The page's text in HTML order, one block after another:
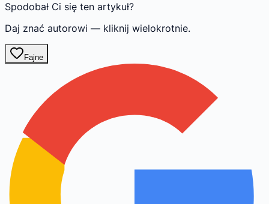
Spodobał Ci się ten artykuł?
Daj znać autorowi — kliknij wielokrotnie.
Fajne